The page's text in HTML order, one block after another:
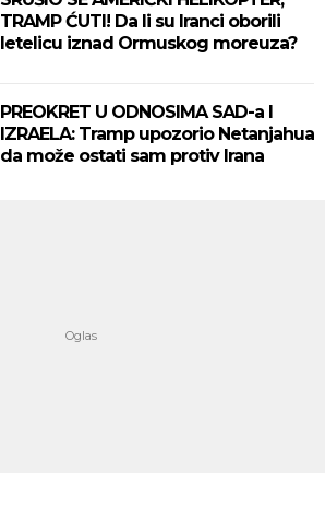
TRAMP ĆUTI! Da li su Iranci oborili
letelicu iznad Ormuskog moreuza?
PREOKRET U ODNOSIMA SAD-a I
IZRAELA: Tramp upozorio Netanjahua
da može ostati sam protiv Irana